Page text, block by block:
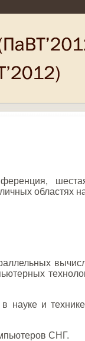
областях
науке и
СНГ.